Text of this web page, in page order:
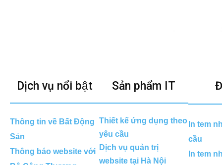
Dịch vụ nổi bật
Thông tin về Bất Động
Sản
Thông báo website với
Sản phẩm IT
Thiết kế ứng dụng theo
yêu cầu
Dịch vụ quản trị
website tại Hà Nội
In tem
cầu
In tem